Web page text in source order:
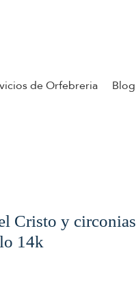
de Orfebreria Blog
Cristo y circonias
14k